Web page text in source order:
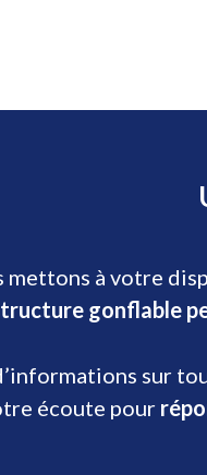
mettons à votre
gonflable
sur
écoute pour